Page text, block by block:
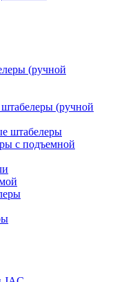
(ручной
(ручной
штабелеры
с подъемной